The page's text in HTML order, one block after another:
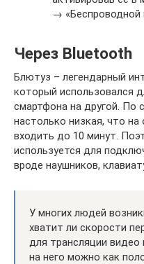
→ «Беспроводной
Через Bluetooth
Блютуз – легендарный
который использовался
смартфона на другой. По
настолько низкая, что
входить до 10 минут.
используется для
вроде наушников,
У многих людей
хватит ли скорости
для трансляции видео
на него можно как